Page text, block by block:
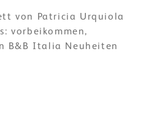
von Patricia Urquiola
vorbeikommen,
B&B Italia Neuheiten